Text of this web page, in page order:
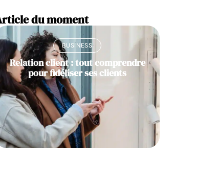
du moment
BUSINESS
Relation client : tout comprendre
pour fidéliser ses clients